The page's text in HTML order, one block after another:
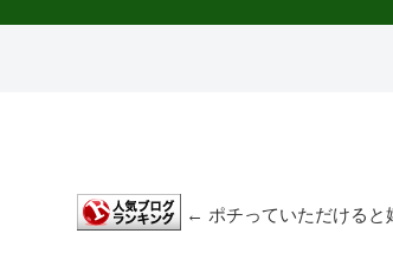
← ポチっていただけると